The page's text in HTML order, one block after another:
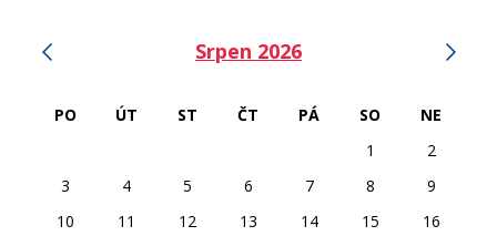
Srpen 2026
PO ÚT ST ČT PÁ SO
NE
1
2
3
4 5 6 7 8
9
10
11 12 13 14 15
16